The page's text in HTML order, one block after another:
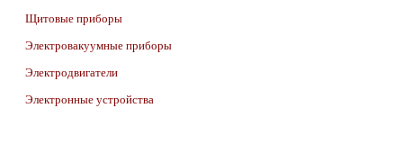
Щитовые приборы
Электровакуумные приборы
Электродвигатели
Электронные устройства